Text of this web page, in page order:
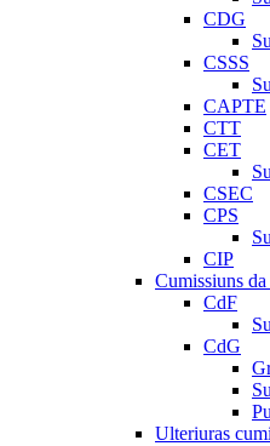
CDG
CSSS
CAPTE
CTT
CET
CSEC
CPS
CIP
Cumissiuns
CdF
CdG
Ulteriuras